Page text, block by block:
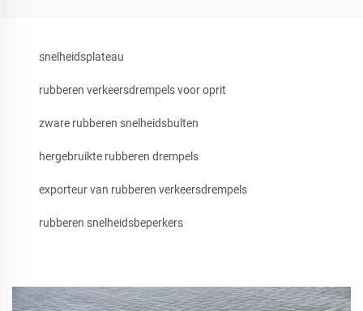
snelheidsplateau
rubberen verkeersdrempels voor oprit
zware rubberen snelheidsbulten
hergebruikte rubberen drempels
exporteur van rubberen verkeersdrempels
rubberen snelheidsbeperkers